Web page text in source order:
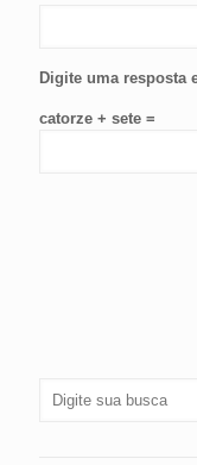
Digite uma resposta
catorze + sete =